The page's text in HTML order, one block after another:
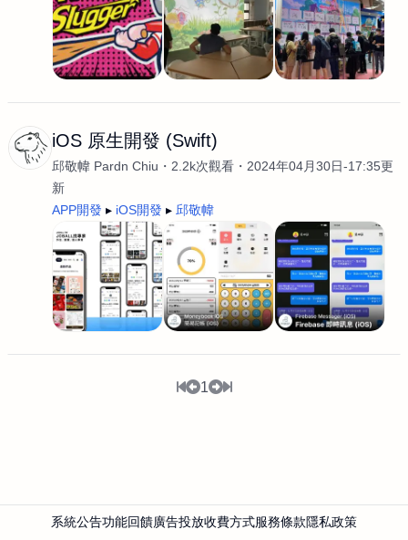
iOS 原生開發 (Swift)
邱敬幃 Pardn Chiu 2.2k次觀看
2024年04月30日-17:35更
新
APP開發
iOS開發 邱敬幃
1
系統公告功能回饋廣告投放收費方式服務條款隱私政策